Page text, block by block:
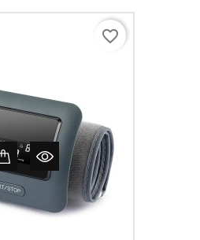
favorite_border